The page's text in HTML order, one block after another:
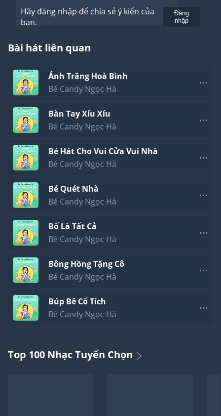
Hãy đăng nhập để chia sẻ ý kiến của
bạn.
Đăng
nhập
Bài hát liên quan
Ánh Trăng Hoà Bình
Bé Candy Ngọc Hà
Bàn Tay Xíu Xíu
Bé Candy Ngọc Hà
Bé Hát Cho Vui Cửa Vui Nhà
Bé Candy Ngọc Hà
Bé Quét Nhà
Bé Candy Ngọc Hà
Bố Là Tất Cả
Bé Candy Ngọc Hà
Bông Hồng Tặng Cô
Bé Candy Ngọc Hà
Búp Bê Cổ Tích
Bé Candy Ngọc Hà
Top 100 Nhạc Tuyển Chọn